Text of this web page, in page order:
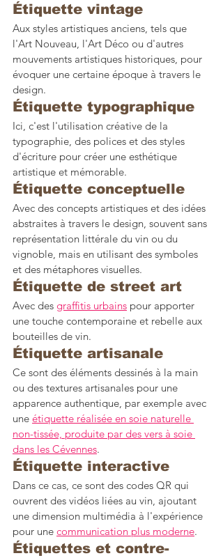
Étiquette vintage
Aux styles artistiques anciens, tels que
l'Art Nouveau, l'Art Déco ou d'autres
mouvements artistiques historiques, pour
évoquer une certaine époque à travers le
design.
Étiquette typographique
Ici, c'est l'utilisation créative de la
typographie, des polices et des styles
d'écriture pour créer une esthétique
artistique et mémorable.
Étiquette conceptuelle
Avec des concepts artistiques et des idées
abstraites à travers le design, souvent sans
représentation littérale du vin ou du
vignoble, mais en utilisant des symboles
et des métaphores visuelles.
Étiquette de street art
Avec des graffitis urbains pour apporter
une touche contemporaine et rebelle aux
bouteilles de vin.
Étiquette artisanale
Ce sont des éléments dessinés à la main
ou des textures artisanales pour une
apparence authentique, par exemple avec
une étiquette réalisée en soie naturelle
non-tissée, produite par des vers à soie
dans les Cévennes.
Étiquette interactive
Dans ce cas, ce sont des codes QR qui
ouvrent des vidéos liées au vin, ajoutant
une dimension multimédia à l'expérience
pour une communication plus moderne.
Étiquettes et contre-